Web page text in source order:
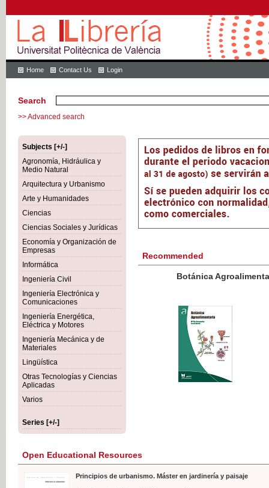
Home Contact Us Login
Search
>> Advanced search
Subjects [+/-]
Agronomía, Hidráulica y
Medio Natural
Arquitectura y Urbanismo
Arte y Humanidades
Ciencias
Ciencias Sociales y Jurídicas
Economía y Organización de
Empresas
Informática
Ingeniería Civil
Ingeniería Electrónica y
Comunicaciones
Ingeniería Energética,
Eléctrica y Motores
Ingeniería Mecánica y de
Materiales
Lingüística
Otras Tecnologías y Ciencias
Aplicadas
Varios
Series [+/-]
Recommended
Botánica Agroalimentaria
Open Educational Resources
Principios de urbanismo. Máster en jardinería y paisaje